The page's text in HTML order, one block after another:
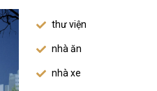
thư viện
nhà ăn
nhà xe